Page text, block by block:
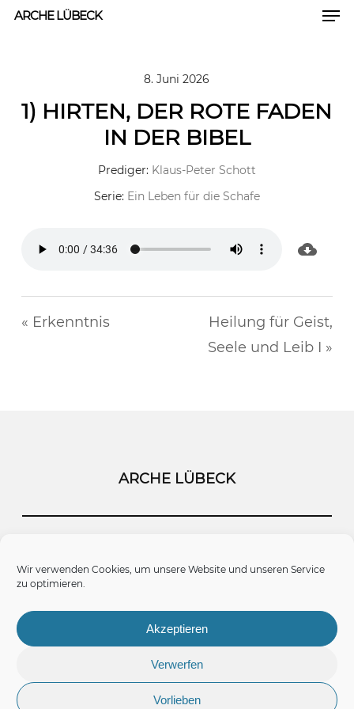
Wir verwenden Cookies, um unsere Website und unseren Service
zu optimieren.
Akzeptieren
Verwerfen
Vorlieben
SkipARCHE LÜBECK
8. Juni 2026
1) HIRTEN, DER ROTE FADEN
IN DER BIBEL
Prediger: Klaus-Peter Schott
Serie: Ein Leben für die Schafe
« Erkenntnis
Heilung für Geist,
Seele und Leib I »
ARCHE LÜBECK
Datenschutz
© 2026 Arche Lübeck.